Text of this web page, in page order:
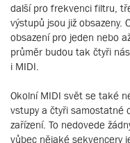
další pro frekvenci filtru,
výstupů jsou již obsazeny.
obsazení pro jeden nebo
průměr budou tak čtyři
i MIDI.
Okolní MIDI svět se také
vstupy a čtyři samostatné
zařízení. To nedovede
vůbec nějaké sekvencery